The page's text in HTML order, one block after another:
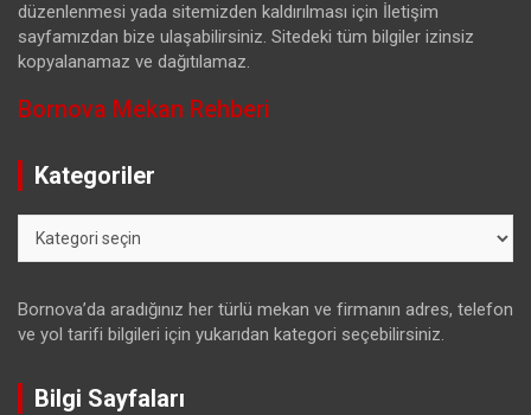
düzenlenmesi yada sitemizden kaldırılması için İletişim
sayfamızdan bize ulaşabilirsiniz. Sitedeki tüm bilgiler izinsiz
kopyalanamaz ve dağıtılamaz.
Bornova Mekan Rehberi
Kategoriler
Bornova’da aradığınız her türlü mekan ve firmanın adres, telefon
ve yol tarifi bilgileri için yukarıdan kategori seçebilirsiniz.
Bilgi Sayfaları